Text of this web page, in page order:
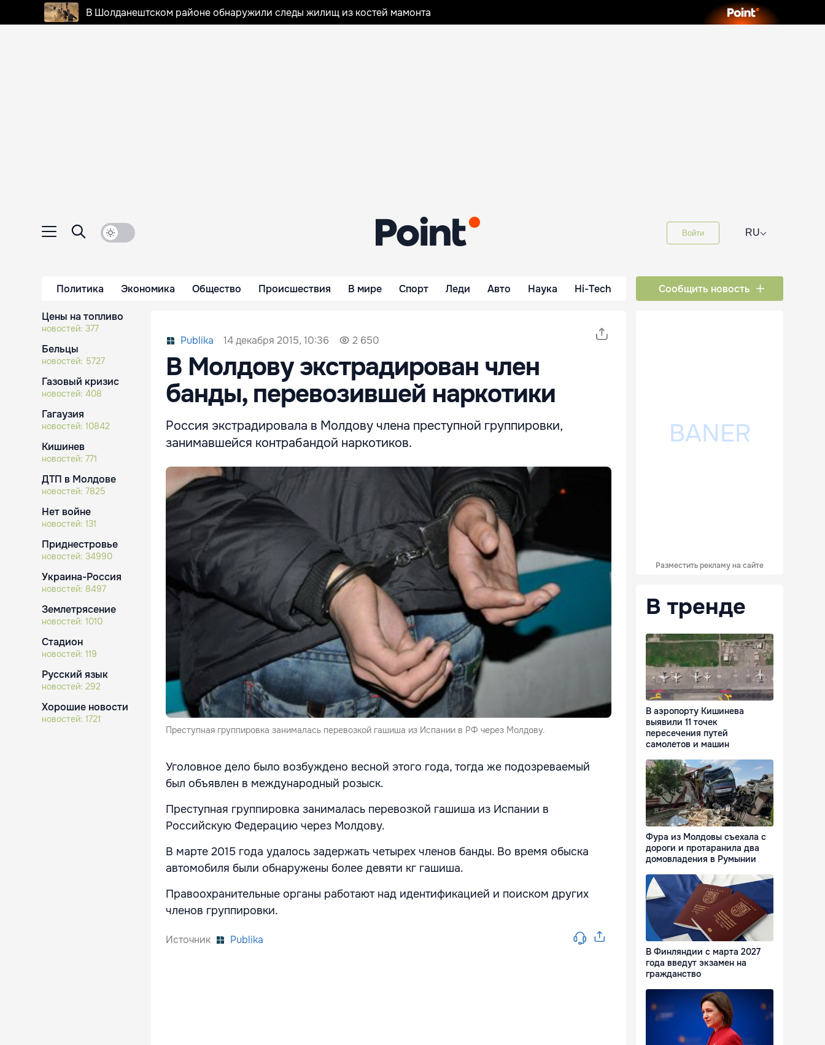
В Шолданештском районе обнаружили следы жилищ из костей мамонта
Войти RU⌵
Политика Экономика Общество Происшествия В мире Спорт Леди Авто Наука Hi-Tech Сообщить новость
Цены на топливо
новостей: 377
Бельцы
новостей: 5727
Газовый кризис
новостей: 408
Гагаузия
новостей: 10842
Кишинев
новостей: 771
ДТП в Молдове
новостей: 7825
Нет войне
новостей: 131
Приднестровье
новостей: 34990
Украина-Россия
новостей: 8497
Землетрясение
новостей: 1010
Стадион
новостей: 119
Русский язык
новостей: 292
Хорошие новости
новостей: 1721
Publika 14 декабря 2015, 10:36 2 650
В Молдову экстрадирован член
банды, перевозившей наркотики
Россия экстрадировала в Молдову члена преступной группировки,
занимавшейся контрабандой наркотиков.
Преступная группировка занималась перевозкой гашиша из Испании в РФ через Молдову.
Уголовное дело было возбуждено весной этого года, тогда же подозреваемый
был объявлен в международный розыск.
Преступная группировка занималась перевозкой гашиша из Испании в
Российскую Федерацию через Молдову.
В марте 2015 года удалось задержать четырех членов банды. Во время обыска
автомобиля были обнаружены более девяти кг гашиша.
Правоохранительные органы работают над идентификацией и поиском других
членов группировки.
Источник Publika
Разместить рекламу на сайте
В тренде
В аэропорту Кишинева
выявили 11 точек
пересечения путей
самолетов и машин
Фура из Молдовы съехала с
дороги и протаранила два
домовладения в Румынии
В Финляндии с марта 2027
года введут экзамен на
гражданство